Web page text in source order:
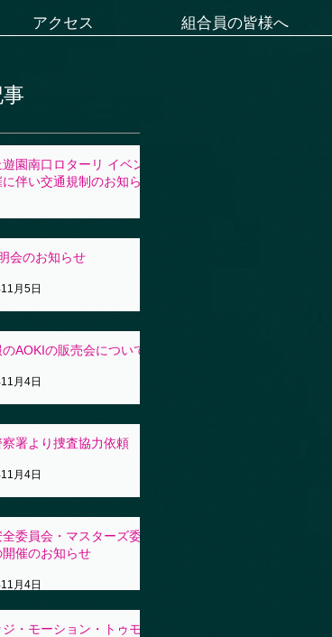
アクセス 組合員の皆様へ
園南口ロターリ イベン
に伴い交通規制のお知ら
会のお知らせ
月5日
AOKIの販売会について
月4日
署より捜査協力依頼
月4日
委員会・マスターズ委
開催のお知らせ
月4日
ジ・モーション・トゥモ